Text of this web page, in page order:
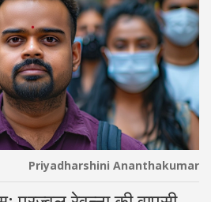
Priyadharshini Ananthakumar